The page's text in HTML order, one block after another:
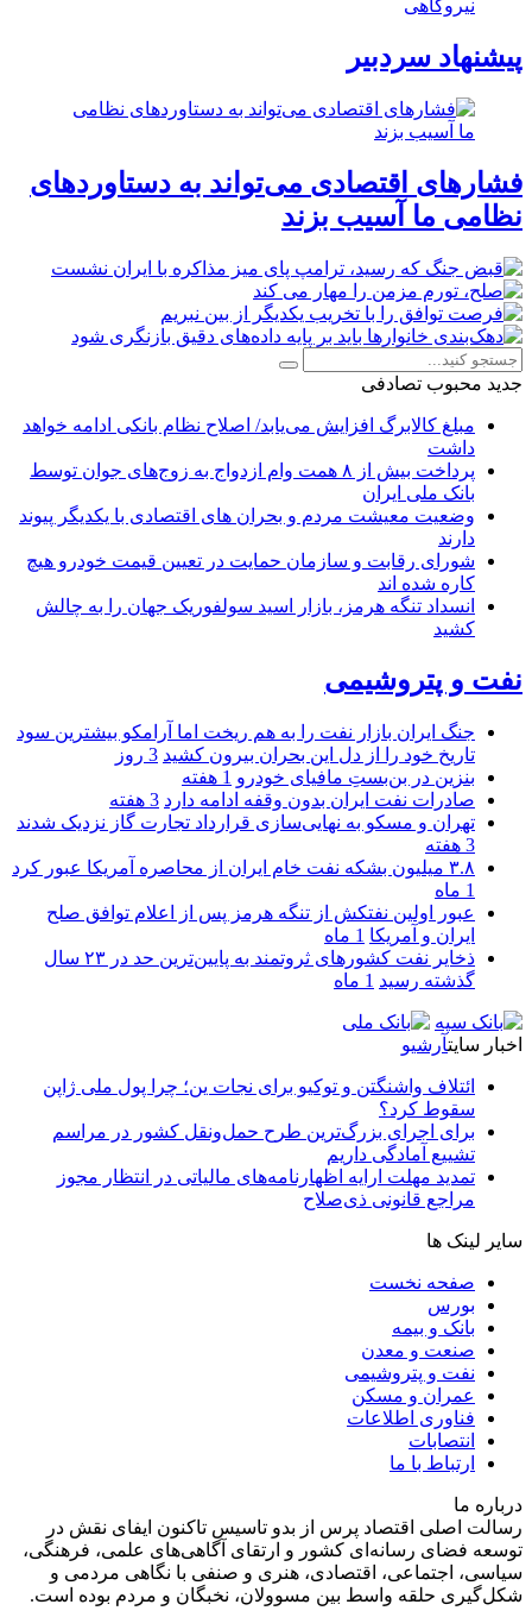
نیروگاهی
پیشنهاد سردبیر
فشارهای اقتصادی می‌تواند به دستاوردهای
نظامی ما آسیب بزند
جدید محبوب تصادفی
مبلغ کالابرگ افزایش می‌یابد/ اصلاح نظام بانکی ادامه خواهد
داشت
پرداخت بیش از ۸ همت وام ازدواج به زوج‌های جوان توسط
بانک ملی ایران
وضعیت معیشت مردم و بحران های اقتصادی با یکدیگر پیوند
دارند
شورای رقابت و سازمان حمایت در تعیین قیمت خودرو هیچ
کاره شده اند
انسداد تنگه هرمز، بازار اسید سولفوریک جهان را به چالش
کشید
نفت و پتروشیمی
جنگ ایران بازار نفت را به هم ریخت اما آرامکو بیشترین سود
تاریخ خود را از دل این بحران بیرون کشید 3 روز
بنزین در بن‌بستِ مافیای خودرو 1 هفته
صادرات نفت ایران بدون وقفه ادامه دارد 3 هفته
تهران و مسکو به نهایی‌سازی قرارداد تجارت گاز نزدیک شدند
3 هفته
۳.۸ میلیون بشکه نفت خام ایران از محاصره آمریکا عبور کرد
1 ماه
عبور اولین نفتکش از تنگه هرمز پس از اعلام توافق صلح
ایران و آمریکا 1 ماه
ذخایر نفت کشورهای ثروتمند به پایین‌ترین حد در ۲۳ سال
گذشته رسید 1 ماه
اخبار سایتآرشیو
ائتلاف واشنگتن و توکیو برای نجات ین؛ چرا پول ملی ژاپن
سقوط کرد؟
برای اجرای بزرگ‌ترین طرح حمل‌ونقل کشور در مراسم
تشییع آمادگی داریم
تمدید مهلت ارایه اظهارنامه‌های مالیاتی در انتظار مجوز
مراجع قانونی ذی‌‏صلاح
سایر لینک ها
صفحه نخست
بورس
بانک و بیمه
صنعت و معدن
نفت و پتروشیمی
عمران و مسکن
فناوری اطلاعات
انتصابات
ارتباط با ما
درباره ما
رسالت اصلی اقتصاد پرس از بدو تاسیس تاکنون ایفای نقش در
توسعه فضای رسانه‌ای کشور و ارتقای آگاهی‌های علمی، فرهنگی،
سیاسی، اجتماعی، اقتصادی، هنری و صنفی با نگاهی مردمی و
شکل‌گیری حلقه واسط بین مسوولان، نخبگان و مردم بوده است.